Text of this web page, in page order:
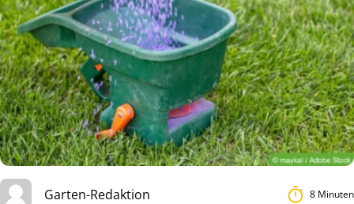
Garten-Redaktion 8 Minuten